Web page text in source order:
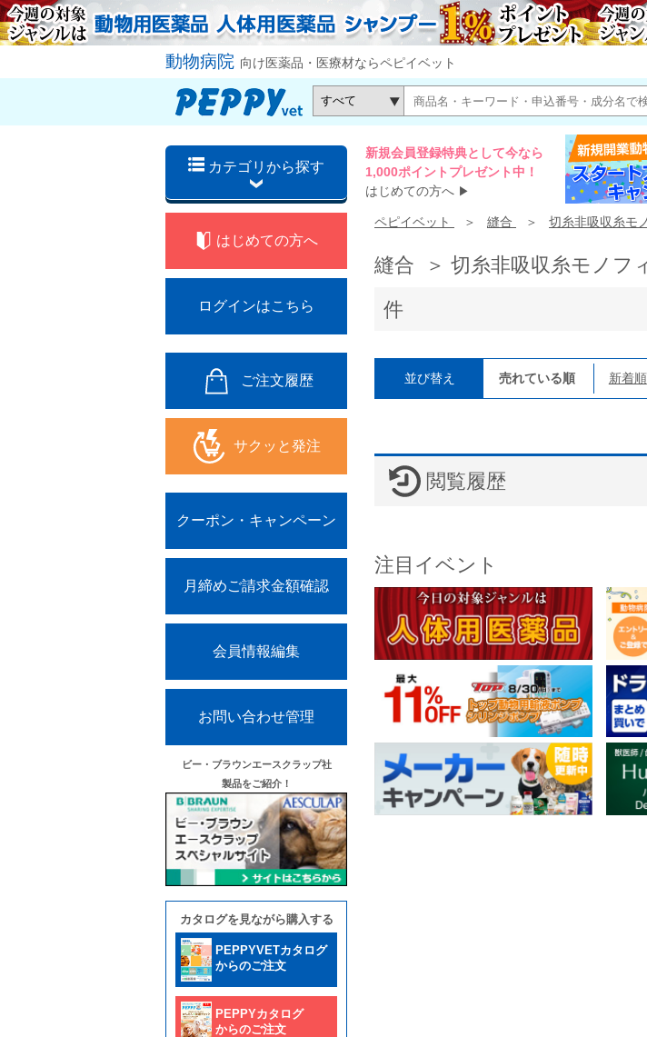
動物病院 向け医薬品・医療材ならペピイベット
カテゴリから探す
新規会員登録特典として今なら
1,000ポイントプレゼント中！
はじめての方へ ▶
はじめての方へ
ログインはこちら
ご注文履歴
サクッと発注
クーポン・キャンペーン
月締めご請求金額確認
会員情報編集
お問い合わせ管理
ビー・ブラウンエースクラップ社
製品をご紹介！
カタログを見ながら購入する
PEPPYVETカタログ
からのご注文
PEPPYカタログ
からのご注文
ペピイベット 縫合 切糸非吸収糸モ
縫合 ＞ 切糸非吸収糸モノフ
件
並び替え 売れている順 新着順
閲覧履歴
注目イベント